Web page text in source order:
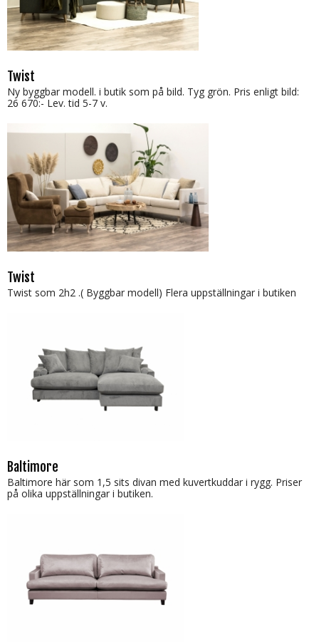
Twist
Ny byggbar modell. i butik som på bild. Tyg grön. Pris enligt bild:
26 670:- Lev. tid 5-7 v.
Twist
Twist som 2h2 .( Byggbar modell) Flera uppställningar i butiken
Baltimore
Baltimore här som 1,5 sits divan med kuvertkuddar i rygg. Priser
på olika uppställningar i butiken.